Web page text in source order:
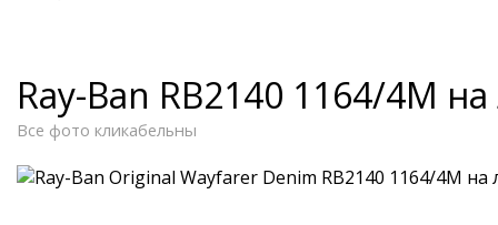
Ray-Ban RB2140 1164/4M
Все фото кликабельны